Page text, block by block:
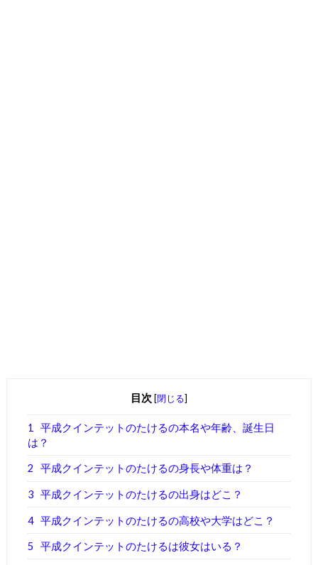
目次 [閉じる]
1
平成クインテットのたけるの本名や年齢、誕生日
は？
2 平成クインテットのたけるの身長や体重は？
3 平成クインテットのたけるの出身はどこ？
4 平成クインテットのたけるの高校や大学はどこ？
5 平成クインテットのたけるは彼女はいる？